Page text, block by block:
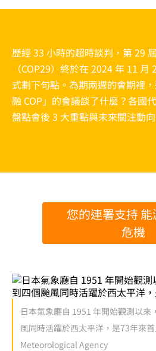
歷經 33 小時的超時談判，第 29
（COP29）終於在 2024 年 11
式劃下句點。為期兩週的會期裡
融 COP」的會議談了什麼？各國
盤點會後 3 大重點與未來關注動向
您的連署支持
危機
日本氣象廳自 1951 年開始觀測以
風同時活躍於西太平洋，是73年來
Meteorological Agency